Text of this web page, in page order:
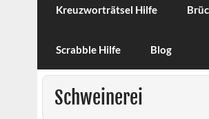
Kreuzworträtsel Hilfe
Scrabble Hilfe Blog
Schweinerei